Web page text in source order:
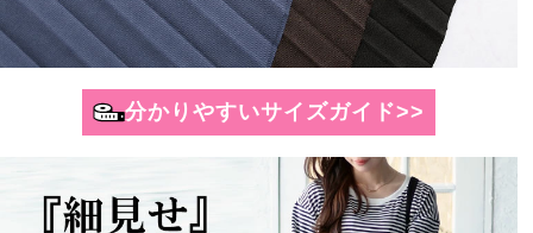
分かりやすいサイズガイド>>